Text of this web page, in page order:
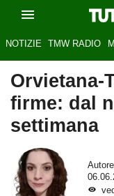
NOTIZIE TMW RADIO
Orvietana-
firme: dal
settimana
Autore